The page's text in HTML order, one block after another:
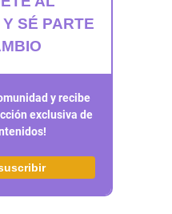
SÉ PARTE
y recibe
exclusiva de